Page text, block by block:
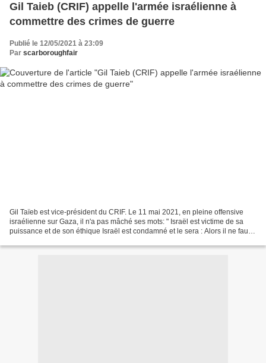
Gil Taieb (CRIF) appelle l'armée israélienne à
commettre des crimes de guerre
Publié le 12/05/2021 à 23:09
Par scarboroughfair
Gil Taïeb est vice-président du CRIF. Le 11 mai 2021, en pleine offensive
israélienne sur Gaza, il n'a pas mâché ses mots: " Israël est victime de sa
puissance et de son éthique Israël est condamné et le sera : Alors il ne faut